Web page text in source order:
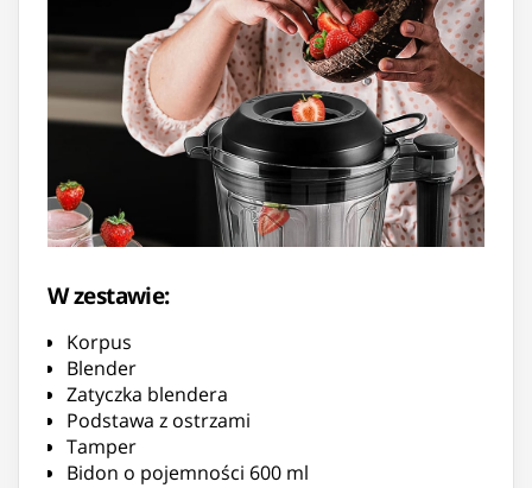
W zestawie:
Korpus
Blender
Zatyczka blendera
Podstawa z ostrzami
Tamper
Bidon o pojemności 600 ml